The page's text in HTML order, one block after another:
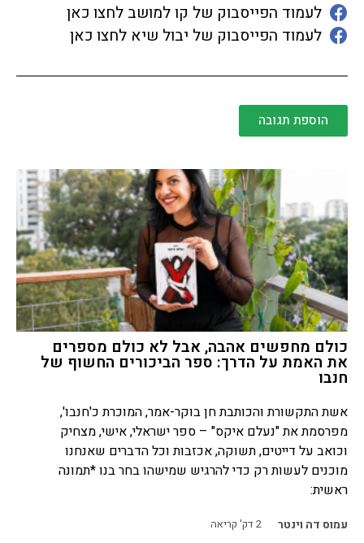
לעמוד הפייסבוק של קו למושב לחצו כאן
לעמוד הפייסבוק של יבול שיא לחצו כאן
הוספת תגובה
כולם מחפשים אהבה, אבל לא כולם מספרים
את האמת על הדרך: ספר הביכורים החשוף של
חנבו
אשת התקשורת והכותבת חן בוקר-אמר, המוכרת כ'חנבו',
מפרסמת את "נעלם איקס" – ספר ישראלי, אישי, מצחיק
וכואב על דייטים, תשוקה, אכזבות וכל הדברים שאנחנו
מוכנים לעשות רק כדי להרגיש שמישהו בחר בנו *תמונה
ראשית:
עמוס דה וינטר 2דק' קריאה